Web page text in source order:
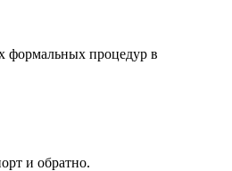
формальных процедур в
и обратно.